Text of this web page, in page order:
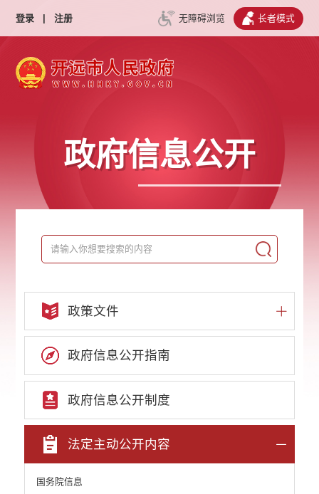
登录 | 注册 无障碍浏览 长者模式
政府信息公开
政策文件
政府信息公开指南
政府信息公开制度
法定主动公开内容
国务院信息